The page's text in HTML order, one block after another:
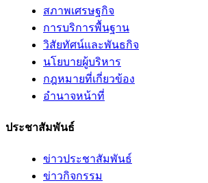
สภาพเศรษฐกิจ
การบริการพื้นฐาน
วิสัยทัศน์และพันธกิจ
นโยบายผู้บริหาร
กฎหมายที่เกี่ยวข้อง
อํานาจหน้าที่
ประชาสัมพันธ์
ข่าวประชาสัมพันธ์
ข่าวกิจกรรม